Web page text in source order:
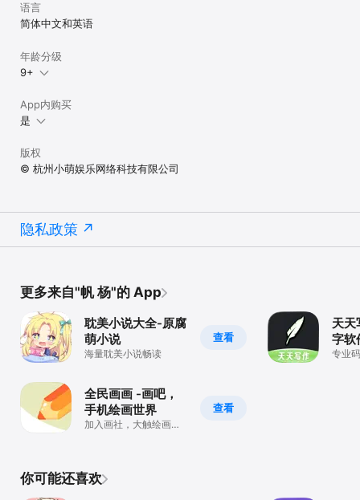
语言
简体中文和英语
年龄分级
9+
App内购买
是
版权
© 杭州小萌娱乐网络科技有限公司
隐私政策
更多来自"帆 杨"的 App
查看
耽美小说大全-原腐
萌小说
海量耽美小说畅读
查看
全民画画 -画吧，
手机绘画世界
加入画社，大触绘画创
天天
字软
专业
你可能还喜欢